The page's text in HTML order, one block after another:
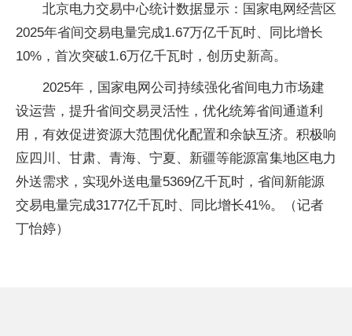
北京电力交易中心统计数据显示：国家电网经营区
2025年省间交易电量完成1.67万亿千瓦时、同比增长
10%，首次突破1.6万亿千瓦时，创历史新高。
2025年，国家电网公司持续强化省间电力市场建
设运营，提升省间交易灵活性，优化统筹省间通道利
用，有效促进资源大范围优化配置和余缺互济。积极响
应四川、甘肃、青海、宁夏、新疆等能源富集地区电力
外送需求，实现外送电量5369亿千瓦时，省间新能源
交易电量完成3177亿千瓦时、同比增长41%。（记者
丁怡婷）